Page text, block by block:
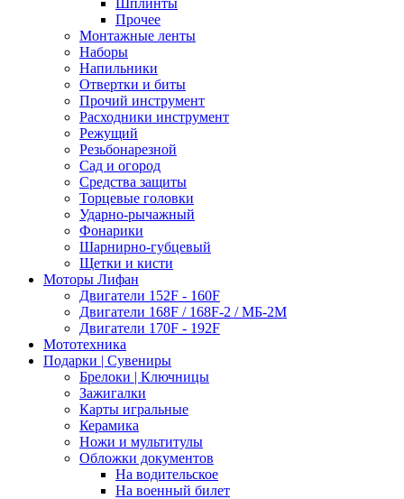
Шплинты
Прочее
Монтажные ленты
Наборы
Напильники
Отвертки и биты
Прочий инструмент
Расходники инструмент
Режущий
Резьбонарезной
Сад и огород
Средства защиты
Торцевые головки
Ударно-рычажный
Фонарики
Шарнирно-губцевый
Щетки и кисти
Моторы Лифан
Двигатели 152F - 160F
Двигатели 168F / 168F-2 / МБ-2М
Двигатели 170F - 192F
Мототехника
Подарки | Сувениры
Брелоки | Ключницы
Зажигалки
Карты игральные
Керамика
Ножи и мультитулы
Обложки документов
На водительское
На военный билет